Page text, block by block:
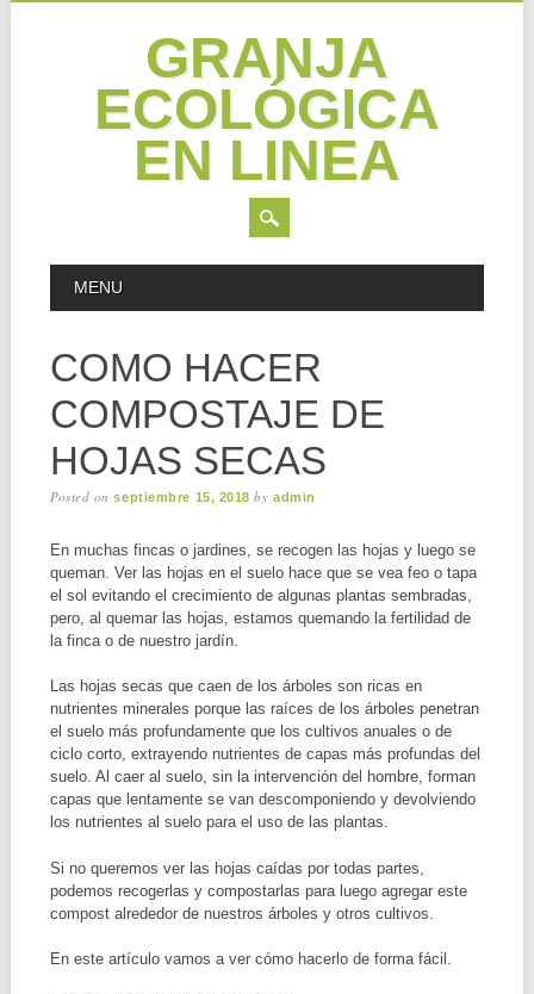
GRANJA
ECOLÓGICA
EN LINEA
MAIN MENU
MENU
COMO HACER
COMPOSTAJE DE
HOJAS SECAS
Posted onseptiembre 15, 2018 byadmin
En muchas fincas o jardines, se recogen las hojas y luego se
queman. Ver las hojas en el suelo hace que se vea feo o tapa
el sol evitando el crecimiento de algunas plantas sembradas,
pero, al quemar las hojas, estamos quemando la fertilidad de
la finca o de nuestro jardín.
Las hojas secas que caen de los árboles son ricas en
nutrientes minerales porque las raíces de los árboles penetran
el suelo más profundamente que los cultivos anuales o de
ciclo corto, extrayendo nutrientes de capas más profundas del
suelo. Al caer al suelo, sin la intervención del hombre, forman
capas que lentamente se van descomponiendo y devolviendo
los nutrientes al suelo para el uso de las plantas.
Si no queremos ver las hojas caídas por todas partes,
podemos recogerlas y compostarlas para luego agregar este
compost alrededor de nuestros árboles y otros cultivos.
En este artículo vamos a ver cómo hacerlo de forma fácil.